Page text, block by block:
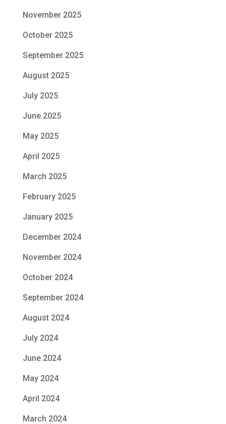
November 2025
October 2025
September 2025
August 2025
July 2025
June 2025
May 2025
April 2025
March 2025
February 2025
January 2025
December 2024
November 2024
October 2024
September 2024
August 2024
July 2024
June 2024
May 2024
April 2024
March 2024